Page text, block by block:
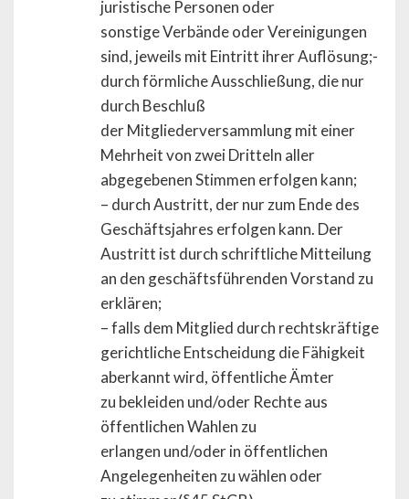
juristische Personen oder
sonstige Verbände oder Vereinigungen
sind, jeweils mit Eintritt ihrer Auflösung;-
durch förmliche Ausschließung, die nur
durch Beschluß
der Mitgliederversammlung mit einer
Mehrheit von zwei Dritteln aller
abgegebenen Stimmen erfolgen kann;
– durch Austritt, der nur zum Ende des
Geschäftsjahres erfolgen kann. Der
Austritt ist durch schriftliche Mitteilung
an den geschäftsführenden Vorstand zu
erklären;
– falls dem Mitglied durch rechtskräftige
gerichtliche Entscheidung die Fähigkeit
aberkannt wird, öffentliche Ämter
zu bekleiden und/oder Rechte aus
öffentlichen Wahlen zu
erlangen und/oder in öffentlichen
Angelegenheiten zu wählen oder